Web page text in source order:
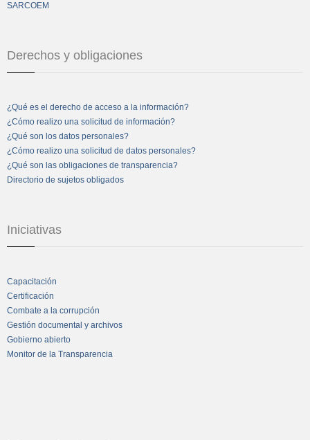
SARCOEM
Derechos y obligaciones
¿Qué es el derecho de acceso a la información?
¿Cómo realizo una solicitud de información?
¿Qué son los datos personales?
¿Cómo realizo una solicitud de datos personales?
¿Qué son las obligaciones de transparencia?
Directorio de sujetos obligados
Iniciativas
Capacitación
Certificación
Combate a la corrupción
Gestión documental y archivos
Gobierno abierto
Monitor de la Transparencia